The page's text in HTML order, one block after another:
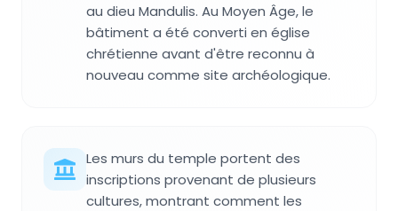
au dieu Mandulis. Au Moyen Âge, le
bâtiment a été converti en église
chrétienne avant d'être reconnu à
nouveau comme site archéologique.
Les murs du temple portent des
inscriptions provenant de plusieurs
cultures, montrant comment les